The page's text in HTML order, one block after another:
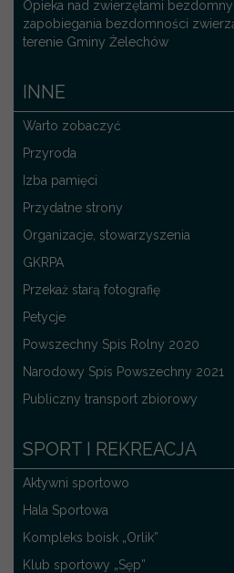
Opieka nad zwierzętami
zapobiegania bezdomności
terenie Gminy Żelechów
INNE
Warto zobaczyć
Przyroda
Izba pamięci
Przydatne strony
Organizacje, stowarzyszenia
GKRPA
Przekaż starą fotografię
Petycje
Powszechny Spis Rolny 2020
Narodowy Spis Powszechny 2021
Publiczny transport zbiorowy
SPORT I REKREACJA
Aktywni sportowo
Hala Sportowa
Kompleks boisk „Orlik”
Klub sportowy „Sęp”